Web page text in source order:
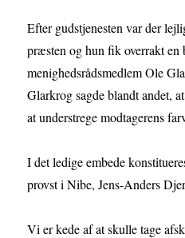
Efter gudstjenesten var der
præsten og hun fik overrakt en
menighedsrådsmedlem Ole
Glarkrog sagde blandt andet,
at understrege modtagerens
I det ledige embede
provst i Nibe, Jens-Anders
Vi er kede af at skulle tage